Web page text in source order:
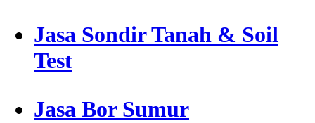
Jasa Sondir Tanah & Soil
Test
Jasa Bor Sumur